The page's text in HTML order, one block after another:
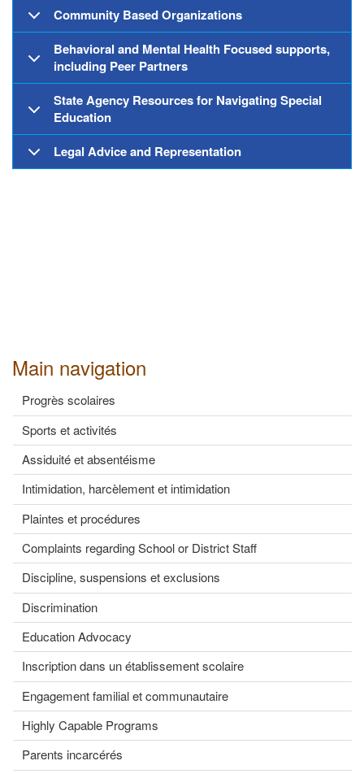
Main navigation
Progrès scolaires
Sports et activités
Assiduité et absentéisme
Intimidation, harcèlement et intimidation
Plaintes et procédures
Complaints regarding School or District Staff
Discipline, suspensions et exclusions
Discrimination
Education Advocacy
Inscription dans un établissement scolaire
Engagement familial et communautaire
Highly Capable Programs
Parents incarcérés
Community Based Organizations
Behavioral and Mental Health Focused supports,
including Peer Partners
State Agency Resources for Navigating Special
Education
Legal Advice and Representation